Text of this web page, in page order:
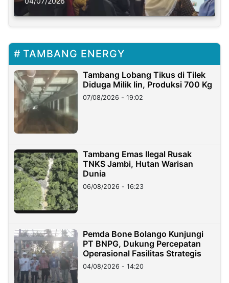
TAMBANG ENERGY
Tambang Lobang Tikus di Tilek
Diduga Milik Iin, Produksi 700 Kg
07/08/2026 - 19:02
Tambang Emas Ilegal Rusak
TNKS Jambi, Hutan Warisan
Dunia
06/08/2026 - 16:23
Pemda Bone Bolango Kunjungi
PT BNPG, Dukung Percepatan
Operasional Fasilitas Strategis
04/08/2026 - 14:20